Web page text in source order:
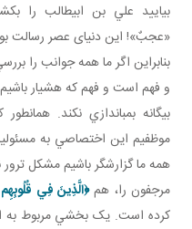
بياييد علي بن ابيطالب را
«عجبٌ»! اين دنيای عصر رسالت
بنابراين اگر ما همه جوانب را
و فهم است و فهم که هشيار باشيم،
بيگانه بمب اندازي نکند. همان
موظفيم اين اختصاصي به
همه ما گزارشگر باشيم مشکل
مرجفون را، هم﴿الَّذِينَ فِي
کرده است. يک بخشي مربوط به